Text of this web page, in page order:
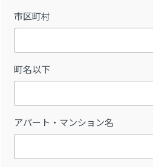
市区町村
町名以下
アパート・マンション名